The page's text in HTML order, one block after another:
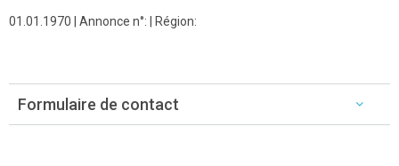
01.01.1970 | Annonce n°: | Région:
Formulaire de contact